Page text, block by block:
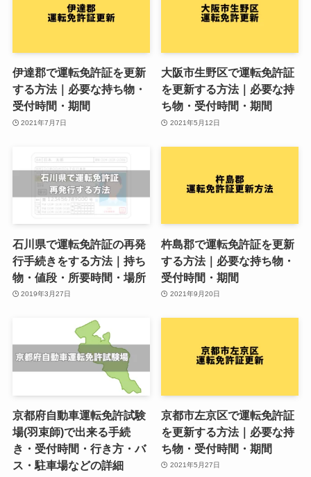
伊達郡で運転免許証を更新
する方法｜必要な持ち物・
受付時間・期間
2021年7月7日
大阪市生野区で運転免許証
を更新する方法｜必要な持
ち物・受付時間・期間
2021年5月12日
石川県で運転免許証の再発
行手続きをする方法｜持ち
物・値段・所要時間・場所
2019年3月27日
杵島郡で運転免許証を更新
する方法｜必要な持ち物・
受付時間・期間
2021年9月20日
京都府自動車運転免許試験
場(羽束師)で出来る手続
き・受付時間・行き方・バ
ス・駐車場などの詳細
京都市左京区で運転免許証
を更新する方法｜必要な持
ち物・受付時間・期間
2021年5月27日